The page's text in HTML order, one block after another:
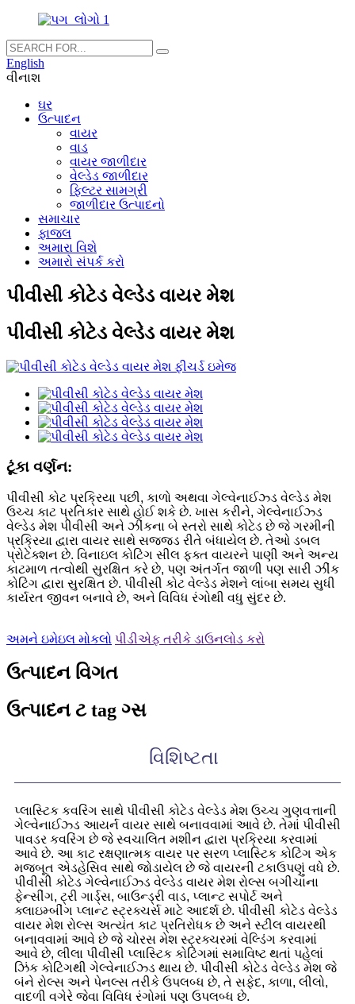
English
વીનાશ
ઘર
ઉત્પાદન
વાયર
વાડ
વાયર જાળીદાર
વેલ્ડેડ જાળીદાર
ફિલ્ટર સામગ્રી
જાળીદાર ઉત્પાદનો
સમાચાર
ફાજલ
અમારા વિશે
અમારો સંપર્ક કરો
પીવીસી કોટેડ વેલ્ડેડ વાયર મેશ
પીવીસી કોટેડ વેલ્ડેડ વાયર મેશ
ટૂંકા વર્ણન:
પીવીસી કોટ પ્રક્રિયા પછી, કાળો અથવા ગેલ્વેનાઈઝ્ડ વેલ્ડેડ મેશ
ઉચ્ચ કાટ પ્રતિકાર સાથે હોઈ શકે છે. ખાસ કરીને, ગેલ્વેનાઈઝ્ડ
વેલ્ડેડ મેશ પીવીસી અને ઝીંકના બે સ્તરો સાથે કોટેડ છે જે ગરમીની
પ્રક્રિયા દ્વારા વાયર સાથે સજ્જડ રીતે બંધાયેલ છે. તેઓ ડબલ
પ્રોટેક્શન છે. વિનાઇલ કોટિંગ સીલ ફક્ત વાયરને પાણી અને અન્ય
કાટમાળ તત્વોથી સુરક્ષિત કરે છે, પણ અંતર્ગત જાળી પણ સારી ઝીંક
કોટિંગ દ્વારા સુરક્ષિત છે. પીવીસી કોટ વેલ્ડેડ મેશને લાંબા સમય સુધી
કાર્યરત જીવન બનાવે છે, અને વિવિધ રંગોથી વધુ સુંદર છે.
અમને ઇમેઇલ મોકલો પીડીએફ તરીકે ડાઉનલોડ કરો
ઉત્પાદન વિગત
ઉત્પાદન ટ tag ગ્સ
વિશિષ્ટતા
પ્લાસ્ટિક કવરિંગ સાથે પીવીસી કોટેડ વેલ્ડેડ મેશ ઉચ્ચ ગુણવત્તાની
ગેલ્વેનાઈઝ્ડ આયર્ન વાયર સાથે બનાવવામાં આવે છે. તેમાં પીવીસી
પાવડર કવરિંગ છે જે સ્વચાલિત મશીન દ્વારા પ્રક્રિયા કરવામાં
આવે છે. આ કાટ રક્ષણાત્મક વાયર પર સરળ પ્લાસ્ટિક કોટિંગ એક
મજબૂત એડહેસિવ સાથે જોડાયેલ છે જે વાયરની ટકાઉપણું વધે છે.
પીવીસી કોટેડ ગેલ્વેનાઈઝ્ડ વેલ્ડેડ વાયર મેશ રોલ્સ બગીચાના
ફેન્સીંગ, ટ્રી ગાર્ડ્સ, બાઉન્ડ્રી વાડ, પ્લાન્ટ સપોર્ટ અને
ક્લાઇમ્બીંગ પ્લાન્ટ સ્ટ્રક્ચર્સ માટે આદર્શ છે. પીવીસી કોટેડ વેલ્ડેડ
વાયર મેશ રોલ્સ અત્યંત કાટ પ્રતિરોધક છે અને સ્ટીલ વાયરથી
બનાવવામાં આવે છે જે ચોરસ મેશ સ્ટ્રક્ચરમાં વેલ્ડિંગ કરવામાં
આવે છે, લીલા પીવીસી પ્લાસ્ટિક કોટિંગમાં સમાવિષ્ટ થતાં પહેલાં
ઝિંક કોટિંગથી ગેલ્વેનાઈઝ્ડ થાય છે. પીવીસી કોટેડ વેલ્ડેડ મેશ જે
બંને રોલ્સ અને પેનલ્સ તરીકે ઉપલબ્ધ છે, તે સફેદ, કાળા, લીલો,
વાદળી વગેરે જેવા વિવિધ રંગોમાં પણ ઉપલબ્ધ છે.